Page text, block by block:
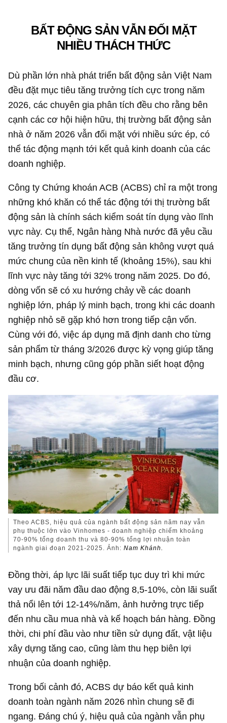
BẤT ĐỘNG SẢN VẪN ĐỐI MẶT
NHIỀU THÁCH THỨC
Dù phần lớn nhà phát triển bất động sản Việt Nam
đều đặt mục tiêu tăng trưởng tích cực trong năm
2026, các chuyên gia phân tích đều cho rằng bên
cạnh các cơ hội hiện hữu, thị trường bất động sản
nhà ở năm 2026 vẫn đối mặt với nhiều sức ép, có
thể tác động mạnh tới kết quả kinh doanh của các
doanh nghiệp.
Công ty Chứng khoán ACB (ACBS) chỉ ra một trong
những khó khăn có thể tác động tới thị trường bất
động sản là chính sách kiểm soát tín dụng vào lĩnh
vực này. Cụ thể, Ngân hàng Nhà nước đã yêu cầu
tăng trưởng tín dụng bất động sản không vượt quá
mức chung của nền kinh tế (khoảng 15%), sau khi
lĩnh vực này tăng tới 32% trong năm 2025. Do đó,
dòng vốn sẽ có xu hướng chảy về các doanh
nghiệp lớn, pháp lý minh bạch, trong khi các doanh
nghiệp nhỏ sẽ gặp khó hơn trong tiếp cận vốn.
Cùng với đó, việc áp dụng mã định danh cho từng
sản phẩm từ tháng 3/2026 được kỳ vọng giúp tăng
minh bạch, nhưng cũng góp phần siết hoạt động
đầu cơ.
Theo ACBS, hiệu quả của ngành bất động sản năm nay vẫn
phụ thuộc lớn vào Vinhomes - doanh nghiệp chiếm khoảng
70-90% tổng doanh thu và 80-90% tổng lợi nhuận toàn
ngành giai đoạn 2021-2025. Ảnh:Nam Khánh.
Đồng thời, áp lực lãi suất tiếp tục duy trì khi mức
vay ưu đãi năm đầu dao động 8,5-10%, còn lãi suất
thả nổi lên tới 12-14%/năm, ảnh hưởng trực tiếp
đến nhu cầu mua nhà và kế hoạch bán hàng. Đồng
thời, chi phí đầu vào như tiền sử dụng đất, vật liệu
xây dựng tăng cao, cũng làm thu hẹp biên lợi
nhuận của doanh nghiệp.
Trong bối cảnh đó, ACBS dự báo kết quả kinh
doanh toàn ngành năm 2026 nhìn chung sẽ đi
ngang. Đáng chú ý, hiệu quả của ngành vẫn phụ